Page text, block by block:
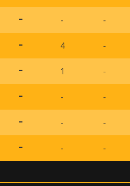
- - -
- 4 -
- 1 -
- - -
- - -
- - -